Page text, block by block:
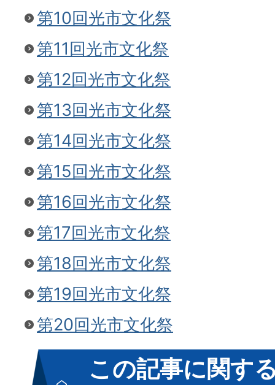
第10回光市文化祭
第11回光市文化祭
第12回光市文化祭
第13回光市文化祭
第14回光市文化祭
第15回光市文化祭
第16回光市文化祭
第17回光市文化祭
第18回光市文化祭
第19回光市文化祭
第20回光市文化祭
この記事に関す